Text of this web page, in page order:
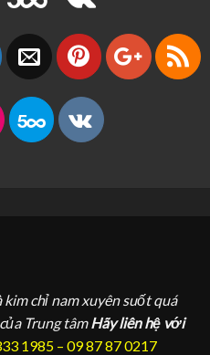
chỉ nam xuyên suốt quá
Trung tâm Hãy liên hệ với
1985 – 09 87 87 0217